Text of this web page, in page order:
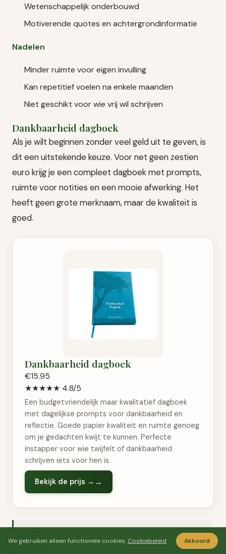
Wetenschappelijk onderbouwd
Motiverende quotes en achtergrondinformatie
Nadelen
Minder ruimte voor eigen invulling
Kan repetitief voelen na enkele maanden
Niet geschikt voor wie vrij wil schrijven
Dankbaarheid dagboek
Als je wilt beginnen zonder veel geld uit te geven, is
dit een uitstekende keuze. Voor net geen zestien
euro krijg je een compleet dagboek met prompts,
ruimte voor notities en een mooie afwerking. Het
heeft geen grote merknaam, maar de kwaliteit is
goed.
Dankbaarheid dagboek
€15.95
★★★★★ 4.8/5
Een budgetvriendelijk maar kwalitatief dagboek
met dagelijkse prompts voor dankbaarheid en
reflectie. Goede papier kwaliteit en ruimte genoeg
om je gedachten kwijt te kunnen. Perfecte
instapper voor wie twijfelt of dankbaarheid
schrijven iets voor hen is.
Bekijk de prijs →
We gebruiken alleen functionele cookies. Cookiebeleid Akkoord